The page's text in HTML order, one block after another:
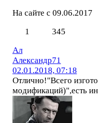
На сайте с 09.06.2017
1
345
Ал
Александр71
02.01.2018, 07:18
Отлично!"Всего
модификаций)",есть